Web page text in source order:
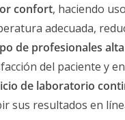
confort, haciendo
adecuada,
de profesionales
del paciente y
de laboratorio
sus resultados en